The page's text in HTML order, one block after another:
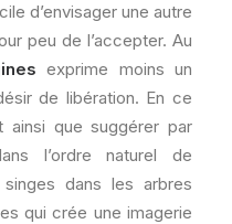
d’envisager une autre
peu de l’accepter. Au
exprime moins un
de libération. En ce
que suggérer par
l’ordre naturel de
dans les arbres
qui crée une imagerie